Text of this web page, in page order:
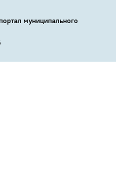
муниципального